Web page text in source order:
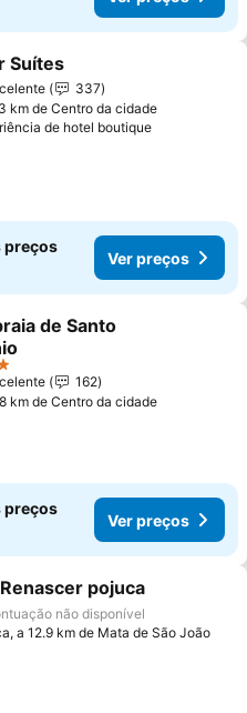
aos favoritos
Suítes
337
km de Centro da cidade
de hotel boutique
preços
Ver preços
aos favoritos
de Santo
162
km de Centro da cidade
preços
Ver preços
aos favoritos
pojuca
não disponível
a 12.9 km de Mata de São João